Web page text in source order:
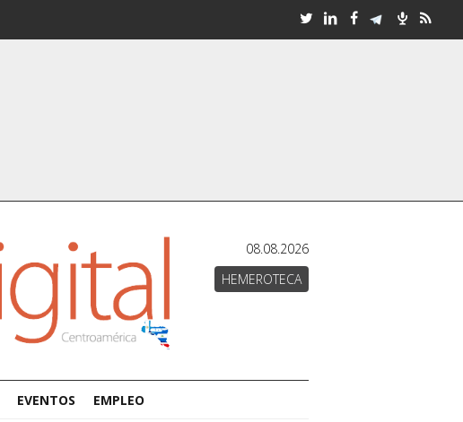
08.08.2026
HEMEROTECA
EVENTOS EMPLEO